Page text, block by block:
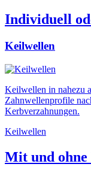
Individuell
Keilwellen
Keilwellen in nahezu
Zahnwellenprofile
Kerbverzahnungen.
Keilwellen
Mit und ohne